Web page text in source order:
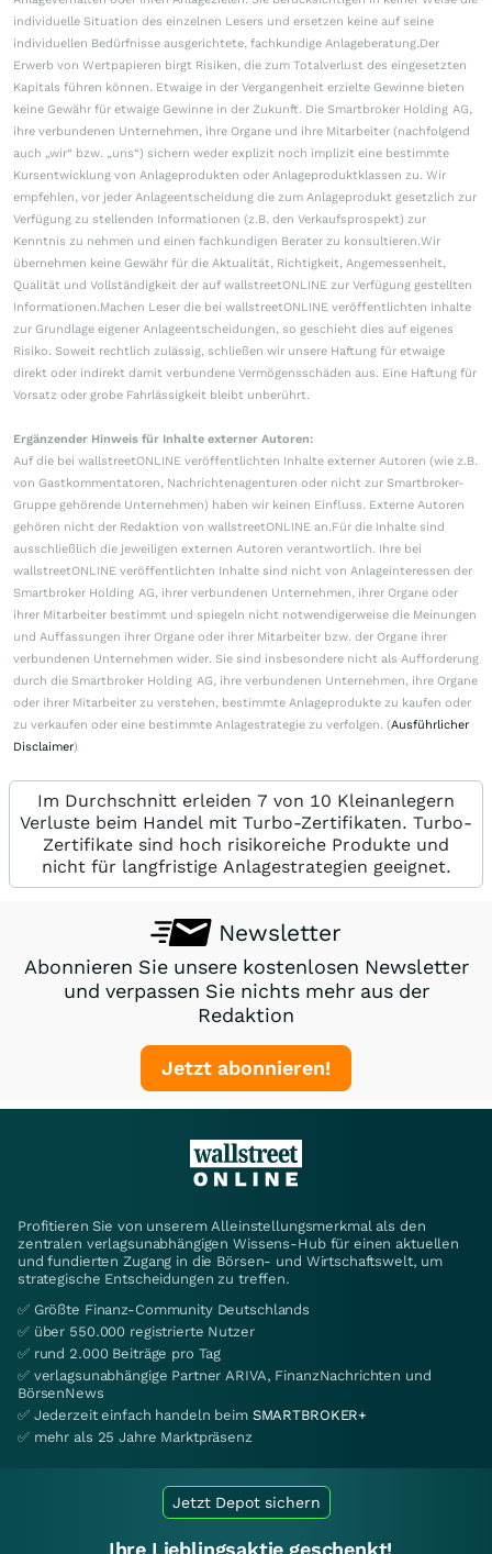
individuelle Situation des einzelnen Lesers und ersetzen keine auf seine
individuellen Bedürfnisse ausgerichtete, fachkundige Anlageberatung.Der
Erwerb von Wertpapieren birgt Risiken, die zum Totalverlust des eingesetzten
Kapitals führen können. Etwaige in der Vergangenheit erzielte Gewinne bieten
keine Gewähr für etwaige Gewinne in der Zukunft. Die Smartbroker Holding AG,
ihre verbundenen Unternehmen, ihre Organe und ihre Mitarbeiter (nachfolgend
auch „wir“ bzw. „uns“) sichern weder explizit noch implizit eine bestimmte
Kursentwicklung von Anlageprodukten oder Anlageproduktklassen zu. Wir
empfehlen, vor jeder Anlageentscheidung die zum Anlageprodukt gesetzlich zur
Verfügung zu stellenden Informationen (z.B. den Verkaufsprospekt) zur
Kenntnis zu nehmen und einen fachkundigen Berater zu konsultieren.Wir
übernehmen keine Gewähr für die Aktualität, Richtigkeit, Angemessenheit,
Qualität und Vollständigkeit der auf wallstreetONLINE zur Verfügung gestellten
Informationen.Machen Leser die bei wallstreetONLINE veröffentlichten Inhalte
zur Grundlage eigener Anlageentscheidungen, so geschieht dies auf eigenes
Risiko. Soweit rechtlich zulässig, schließen wir unsere Haftung für etwaige
direkt oder indirekt damit verbundene Vermögensschäden aus. Eine Haftung für
Vorsatz oder grobe Fahrlässigkeit bleibt unberührt.
Ergänzender Hinweis für Inhalte externer Autoren:
Auf die bei wallstreetONLINE veröffentlichten Inhalte externer Autoren (wie z.B.
von Gastkommentatoren, Nachrichtenagenturen oder nicht zur Smartbroker-
Gruppe gehörende Unternehmen) haben wir keinen Einfluss. Externe Autoren
gehören nicht der Redaktion von wallstreetONLINE an.Für die Inhalte sind
ausschließlich die jeweiligen externen Autoren verantwortlich. Ihre bei
wallstreetONLINE veröffentlichten Inhalte sind nicht von Anlageinteressen der
Smartbroker Holding AG, ihrer verbundenen Unternehmen, ihrer Organe oder
ihrer Mitarbeiter bestimmt und spiegeln nicht notwendigerweise die Meinungen
und Auffassungen ihrer Organe oder ihrer Mitarbeiter bzw. der Organe ihrer
verbundenen Unternehmen wider. Sie sind insbesondere nicht als Aufforderung
durch die Smartbroker Holding AG, ihre verbundenen Unternehmen, ihre Organe
oder ihrer Mitarbeiter zu verstehen, bestimmte Anlageprodukte zu kaufen oder
zu verkaufen oder eine bestimmte Anlagestrategie zu verfolgen. (Ausführlicher
Disclaimer)
Im Durchschnitt erleiden 7 von 10 Kleinanlegern
Verluste beim Handel mit Turbo-Zertifikaten. Turbo-
Zertifikate sind hoch risikoreiche Produkte und
nicht für langfristige Anlagestrategien geeignet.
Newsletter
Abonnieren Sie unsere kostenlosen Newsletter
und verpassen Sie nichts mehr aus der
Redaktion
Jetzt abonnieren!
Profitieren Sie von unserem Alleinstellungsmerkmal als den
zentralen verlagsunabhängigen Wissens-Hub für einen aktuellen
und fundierten Zugang in die Börsen- und Wirtschaftswelt, um
strategische Entscheidungen zu treffen.
✅ Größte Finanz-Community Deutschlands
✅ über 550.000 registrierte Nutzer
✅ rund 2.000 Beiträge pro Tag
✅ verlagsunabhängige Partner ARIVA, FinanzNachrichten und
BörsenNews
✅ Jederzeit einfach handeln beim SMARTBROKER+
✅ mehr als 25 Jahre Marktpräsenz
Jetzt Depot sichern
Ihre Lieblingsaktie geschenkt!